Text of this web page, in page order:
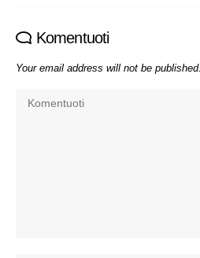
Komentuoti
Your email address will not be published.